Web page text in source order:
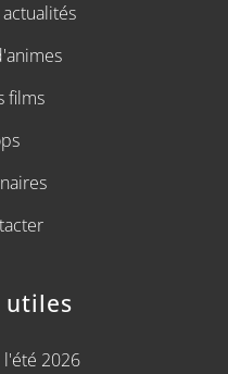
films
utiles
l'été 2026